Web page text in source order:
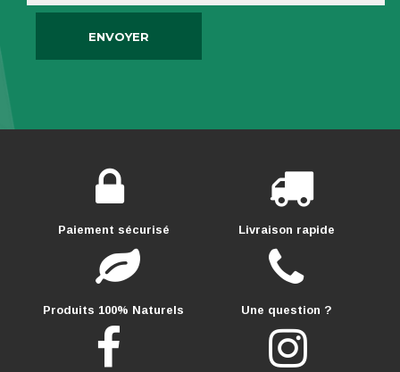
Paiement sécurisé Livraison rapide
Produits 100% Naturels Une question ?